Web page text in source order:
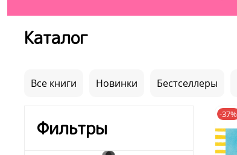
Каталог
Все книги Новинки Бестселлеры
-37%
Фильтры